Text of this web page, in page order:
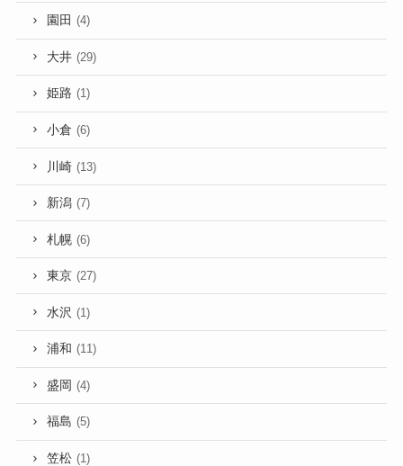
園田 (4)
大井 (29)
姫路 (1)
小倉 (6)
川崎 (13)
新潟 (7)
札幌 (6)
東京 (27)
水沢 (1)
浦和 (11)
盛岡 (4)
福島 (5)
笠松 (1)